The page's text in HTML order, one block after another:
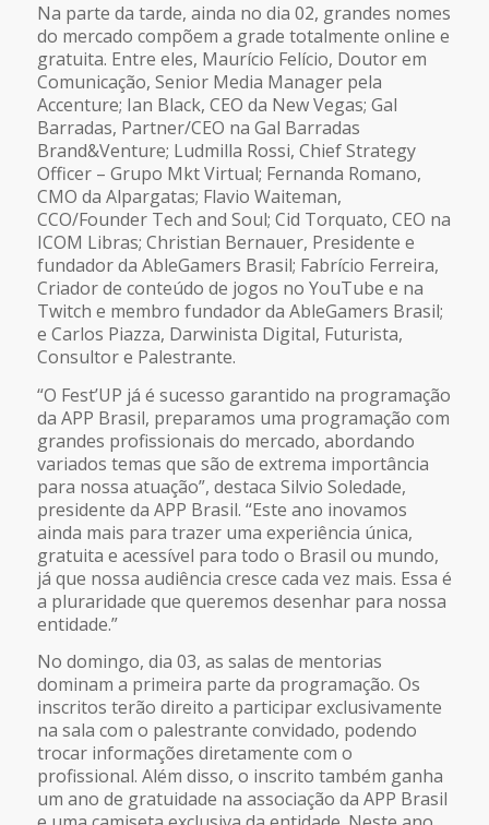
Na parte da tarde, ainda no dia 02, grandes nomes
do mercado compõem a grade totalmente online e
gratuita. Entre eles, Maurício Felício, Doutor em
Comunicação, Senior Media Manager pela
Accenture; Ian Black, CEO da New Vegas; Gal
Barradas, Partner/CEO na Gal Barradas
Brand&Venture; Ludmilla Rossi, Chief Strategy
Officer – Grupo Mkt Virtual; Fernanda Romano,
CMO da Alpargatas; Flavio Waiteman,
CCO/Founder Tech and Soul; Cid Torquato, CEO na
ICOM Libras; Christian Bernauer, Presidente e
fundador da AbleGamers Brasil; Fabrício Ferreira,
Criador de conteúdo de jogos no YouTube e na
Twitch e membro fundador da AbleGamers Brasil;
e Carlos Piazza, Darwinista Digital, Futurista,
Consultor e Palestrante.
“O Fest’UP já é sucesso garantido na programação
da APP Brasil, preparamos uma programação com
grandes profissionais do mercado, abordando
variados temas que são de extrema importância
para nossa atuação”, destaca Silvio Soledade,
presidente da APP Brasil. “Este ano inovamos
ainda mais para trazer uma experiência única,
gratuita e acessível para todo o Brasil ou mundo,
já que nossa audiência cresce cada vez mais. Essa é
a pluraridade que queremos desenhar para nossa
entidade.”
No domingo, dia 03, as salas de mentorias
dominam a primeira parte da programação. Os
inscritos terão direito a participar exclusivamente
na sala com o palestrante convidado, podendo
trocar informações diretamente com o
profissional. Além disso, o inscrito também ganha
um ano de gratuidade na associação da APP Brasil